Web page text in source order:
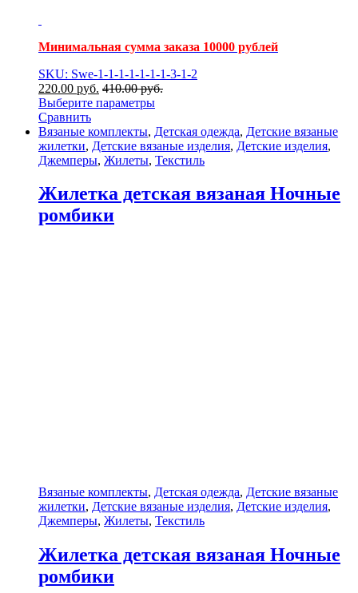
Минимальная сумма заказа 10000 рублей
SKU: Swe-1-1-1-1-1-1-1-3-1-2
220.00 руб. 410.00руб.
Выберите параметры
Сравнить
Вязаные комплекты, Детская одежда, Детские вязаные
жилетки, Детские вязаные изделия, Детские изделия,
Джемперы, Жилеты, Текстиль
Жилетка детская вязаная Ночные
ромбики
Вязаные комплекты, Детская одежда, Детские вязаные
жилетки, Детские вязаные изделия, Детские изделия,
Джемперы, Жилеты, Текстиль
Жилетка детская вязаная Ночные
ромбики